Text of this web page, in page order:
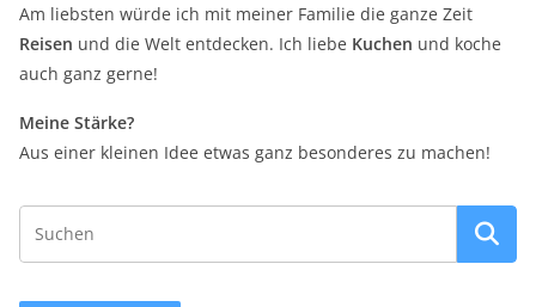
Am liebsten würde ich mit meiner Familie die ganze Zeit
Reisen und die Welt entdecken. Ich liebe Kuchen und koche
auch ganz gerne!
Meine Stärke?
Aus einer kleinen Idee etwas ganz besonderes zu machen!